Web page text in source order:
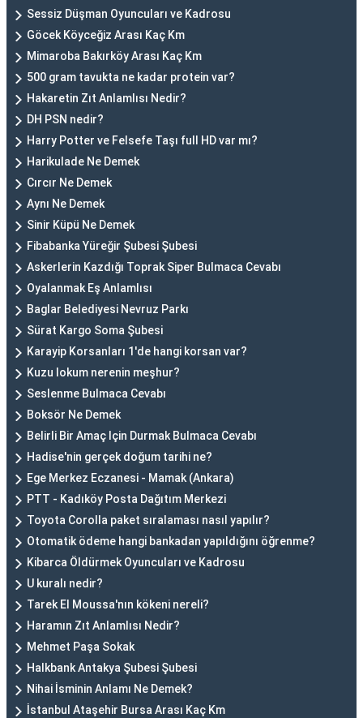
Sessiz Düşman Oyuncuları ve Kadrosu
Göcek Köyceğiz Arası Kaç Km
Mimaroba Bakırköy Arası Kaç Km
500 gram tavukta ne kadar protein var?
Hakaretin Zıt Anlamlısı Nedir?
DH PSN nedir?
Harry Potter ve Felsefe Taşı full HD var mı?
Harikulade Ne Demek
Cırcır Ne Demek
Aynı Ne Demek
Sinir Küpü Ne Demek
Fibabanka Yüreğir Şubesi Şubesi
Askerlerin Kazdığı Toprak Siper Bulmaca Cevabı
Oyalanmak Eş Anlamlısı
Baglar Belediyesi Nevruz Parkı
Sürat Kargo Soma Şubesi
Karayip Korsanları 1'de hangi korsan var?
Kuzu lokum nerenin meşhur?
Seslenme Bulmaca Cevabı
Boksör Ne Demek
Belirli Bir Amaç Için Durmak Bulmaca Cevabı
Hadise'nin gerçek doğum tarihi ne?
Ege Merkez Eczanesi - Mamak (Ankara)
PTT - Kadıköy Posta Dağıtım Merkezi
Toyota Corolla paket sıralaması nasıl yapılır?
Otomatik ödeme hangi bankadan yapıldığını öğrenme?
Kibarca Öldürmek Oyuncuları ve Kadrosu
U kuralı nedir?
Tarek El Moussa'nın kökeni nereli?
Haramın Zıt Anlamlısı Nedir?
Mehmet Paşa Sokak
Halkbank Antakya Şubesi Şubesi
Nihai İsminin Anlamı Ne Demek?
İstanbul Ataşehir Bursa Arası Kaç Km